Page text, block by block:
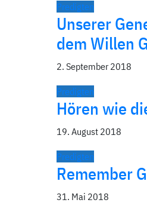
Predigten
Unserer
dem Willen
2. September 2018
Predigten
Hören wie
19. August 2018
Predigten
Remember
31. Mai 2018